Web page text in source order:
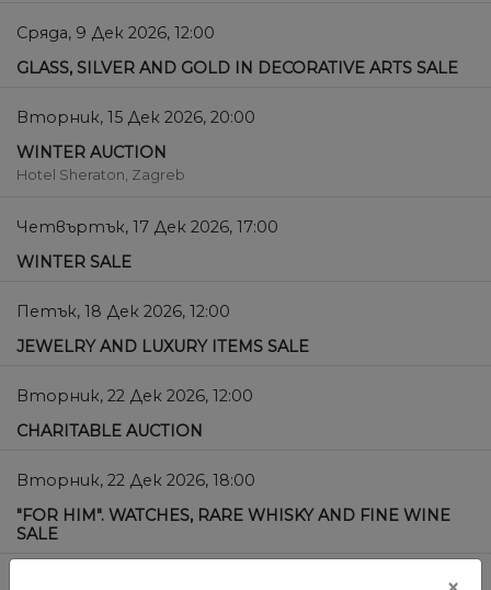
Сряда, 9 Дек 2026, 12:00
GLASS, SILVER AND GOLD IN DECORATIVE ARTS SALE
Вторник, 15 Дек 2026, 20:00
WINTER AUCTION
Hotel Sheraton, Zagreb
Четвъртък, 17 Дек 2026, 17:00
WINTER SALE
Петък, 18 Дек 2026, 12:00
JEWELRY AND LUXURY ITEMS SALE
Вторник, 22 Дек 2026, 12:00
CHARITABLE AUCTION
Вторник, 22 Дек 2026, 18:00
"FOR HIM". WATCHES, RARE WHISKY AND FINE WINE
SALE